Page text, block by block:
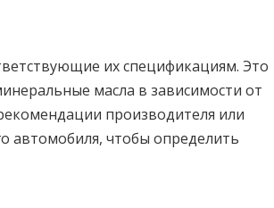
их спецификациям. Это
масла в зависимости от
производителя или
автомобиля, чтобы определить